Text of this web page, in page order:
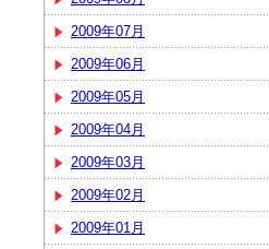
2009年07月
2009年06月
2009年05月
2009年04月
2009年03月
2009年02月
2009年01月